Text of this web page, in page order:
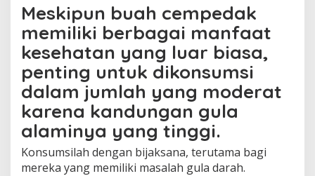
Meskipun buah cempedak
memiliki berbagai manfaat
kesehatan yang luar biasa,
penting untuk dikonsumsi
dalam jumlah yang moderat
karena kandungan gula
alaminya yang tinggi.
Konsumsilah dengan bijaksana, terutama bagi
mereka yang memiliki masalah gula darah.